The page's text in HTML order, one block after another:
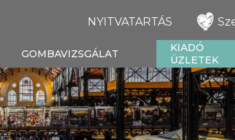
NYITVATARTÁS
GOMBAVIZSGÁLAT
KIADÓ
ÜZLETEK